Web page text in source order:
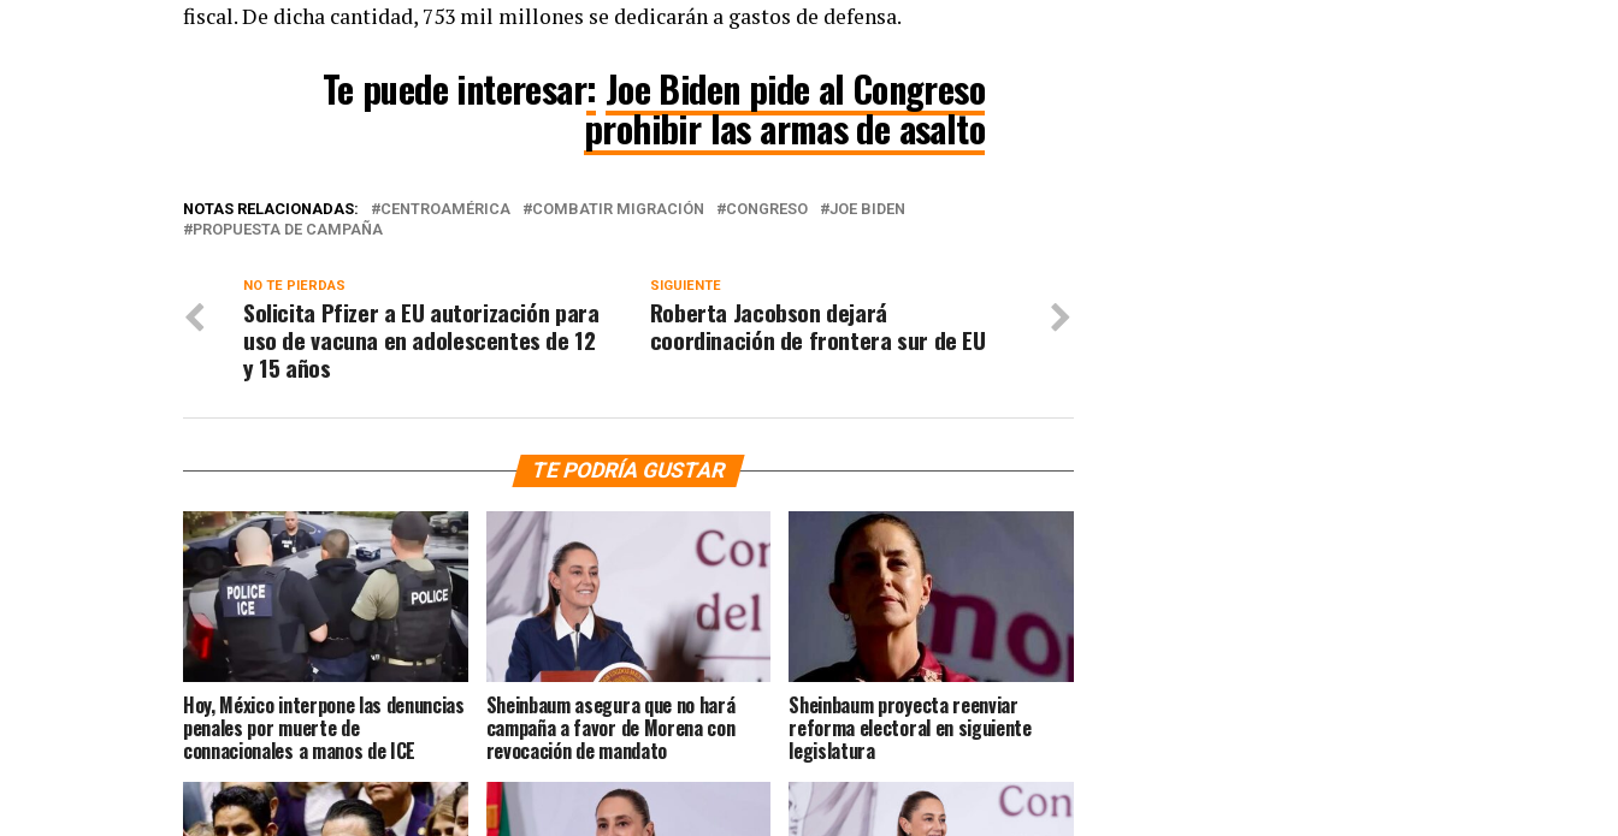
fiscal. De dicha cantidad, 753 mil millones se dedicarán a gastos de defensa.
Te puede interesar: Joe Biden pide al Congreso
prohibir las armas de asalto
NOTAS RELACIONADAS: CENTROAMÉRICA COMBATIR MIGRACIÓN CONGRESO
JOE BIDEN
PROPUESTA DE CAMPAÑA
SIGUIENTE
Roberta Jacobson dejará
coordinación de frontera sur de EU
NO TE PIERDAS
Solicita Pfizer a EU autorización para
uso de vacuna en adolescentes de 12
y 15 años
TE PODRÍA GUSTAR
Hoy, México interpone las denuncias
penales por muerte de
connacionales a manos de ICE
Sheinbaum asegura que no hará
campaña a favor de Morena con
revocación de mandato
Sheinbaum proyecta reenviar
reforma electoral en siguiente
legislatura